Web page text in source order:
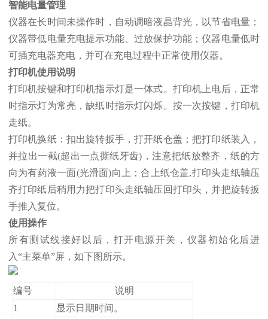
智能电量管理
仪器在长时间未操作时，自动调暗液晶背光，以节省电量；
仪器带低电量充电提示功能、过放保护功能；仪器电量低时
可插充电器充电，并可在充电过程中正常使用仪器。
打印机使用说明
打印机按键和打印机指示灯是一体式。打印机上电后，正常
时指示灯为常亮，缺纸时指示灯闪烁。按一次按键，打印机
走纸。
打印机换纸：扣出旋转扳手，打开纸仓盖；把打印纸装入，
并拉出一截(超出一点撕纸牙齿)，注意把纸放整齐，纸的方
向为有药液一面(光滑面)向上；合上纸仓盖,打印头走纸轴压
齐打印纸后稍用力把打印头走纸轴压回打印头，并把旋转扳
手推入复位。
使用操作
所有测试线接好以后，打开电源开关，仪器初始化后进
入“主菜单”屏，如下图所示。
编号
说明
1
显示日期时间。